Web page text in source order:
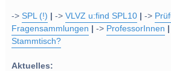
->SPL (!) ->VLVZ u:find SPL10 ->
Fragensammlungen
-> ProfessorInnen
Stammtisch?
Aktuelles: